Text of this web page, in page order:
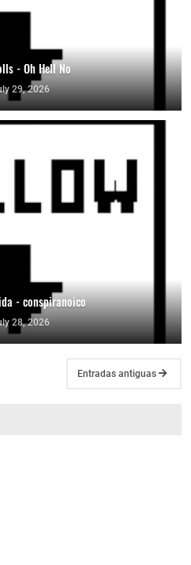
- Oh Hell No
29, 2026
- conspiranoico
28, 2026
Entradas antiguas